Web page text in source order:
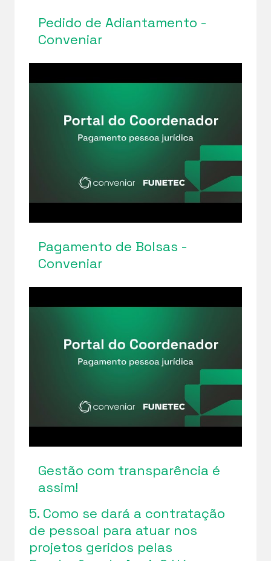
Pedido de Adiantamento -
Conveniar
Pagamento de Bolsas -
Conveniar
Gestão com transparência é
assim!
5. Como se dará a contratação
de pessoal para atuar nos
projetos geridos pelas